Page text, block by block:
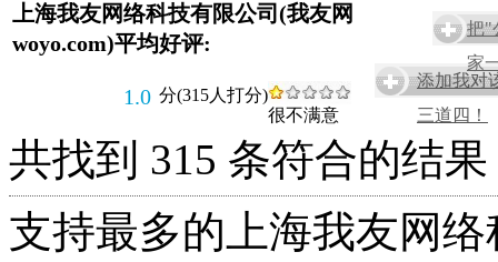
上海我友网络科技有限公司(我友网
woyo.com)平均好评:
1.0 分(315人打分)
很不满意
把"
家
添加我对
三道四！
共找到 315 条符合的结果
支持最多的上海我友网